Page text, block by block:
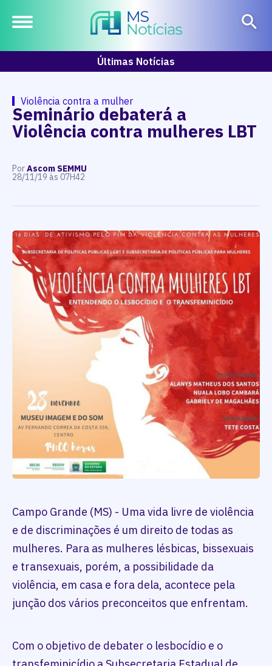
Últimas Notícias
Violência contra a mulher
Seminário debaterá a
Violência contra mulheres LBT
PorAscom SEMMU
28/11/19 às 07H42
Campo Grande (MS) - Uma vida livre de violência
e de discriminações é um direito de todas as
mulheres. Para as mulheres lésbicas, bissexuais
e transexuais, porém, a possibilidade da
violência, em casa e fora dela, acontece pela
junção dos vários preconceitos que enfrentam.
Com o objetivo de debater o lesbocídio e o